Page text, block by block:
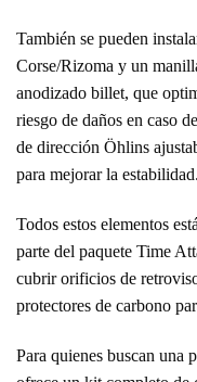
También se pueden
Corse/Rizoma y un
anodizado billet, que
riesgo de daños en caso
de dirección Öhlins
para mejorar la estabilidad.
Todos estos elementos
parte del paquete Time
cubrir orificios de
protectores de carbono
Para quienes buscan una